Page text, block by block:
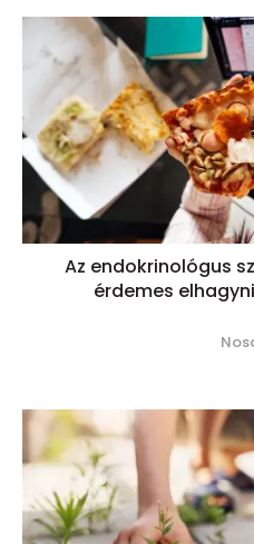
Az endokrinológus
érdemes